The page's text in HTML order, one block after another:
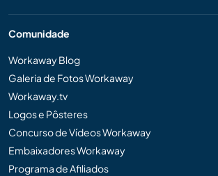
Comunidade
Workaway Blog
Galeria de Fotos Workaway
Workaway.tv
Logos e Pôsteres
Concurso de Vídeos Workaway
Embaixadores Workaway
Programa de Afiliados